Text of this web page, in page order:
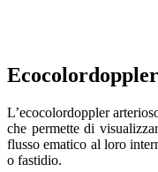
L’ecocolordoppler
che permette di
flusso ematico al loro
o fastidio.